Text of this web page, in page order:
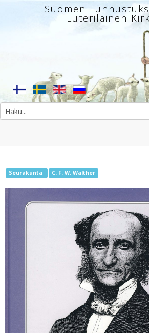
Suomen
Luterilainen
Seurakunta C. F. W. Walther